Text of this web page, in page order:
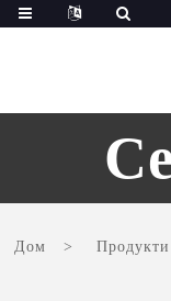
Дом Продукти